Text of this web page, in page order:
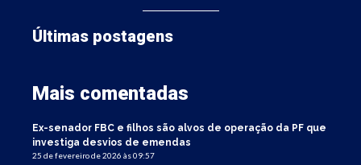
Últimas postagens
Mais comentadas
Ex-senador FBC e filhos são alvos de operação da PF que
investiga desvios de emendas
25 de fevereiro de 2026 às 09:57